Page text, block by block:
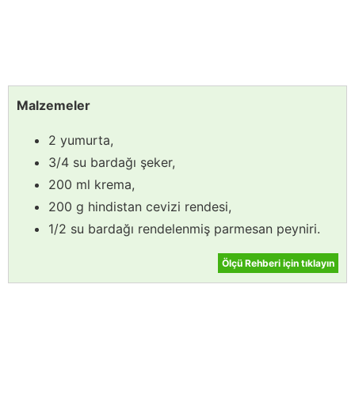
Malzemeler
2 yumurta,
3/4 su bardağı şeker,
200 ml krema,
200 g hindistan cevizi rendesi,
1/2 su bardağı rendelenmiş parmesan peyniri.
Ölçü Rehberi için tıklayın